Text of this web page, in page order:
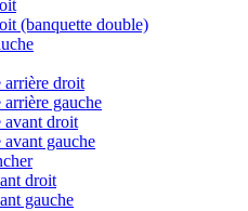
(banquette double)
arrière droit
gauche
avant droit
gauche
droit
gauche